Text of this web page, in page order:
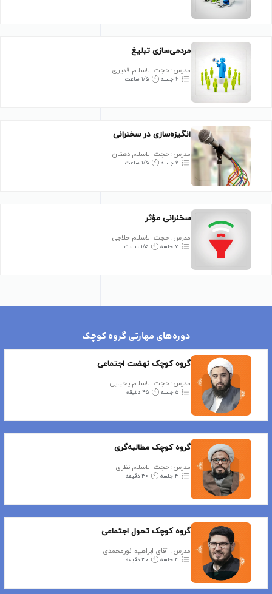
مردمی‌سازی تبلیغ
مدرس: حجت الاسلام قدیری
۶ جلسه ۱/۵ ساعت
انگیزه‌سازی در سخنرانی
مدرس: حجت الاسلام دهقان
۶ جلسه ۱/۵ ساعت
سخنرانی مؤثر
مدرس: حجت الاسلام حلاجی
۷ جلسه ۱/۵ ساعت
دوره‌های مهارتی گروه کوچک
گروه کوچک نهضت اجتماعی
مدرس: حجت الاسلام یحیایی
۵ جلسه ۴۵ دقیقه
گروه کوچک مطالبه‌گری
مدرس: حجت الاسلام نظری
۴ جلسه ۳۰ دقیقه
گروه کوچک تحول اجتماعی
مدرس: آقای ابراهیم نورمحمدی
۴ جلسه ۳۰ دقیقه